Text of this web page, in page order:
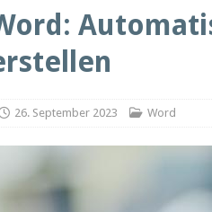
26. September 2023 Word